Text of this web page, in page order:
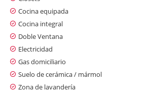
Cocina equipada
Cocina integral
Doble Ventana
Electricidad
Gas domiciliario
Suelo de cerámica / mármol
Zona de lavandería